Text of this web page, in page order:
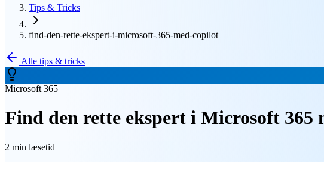
Tips & Tricks
find-den-rette-ekspert-i-microsoft-365-med-copilot
Alle tips & tricks
Microsoft 365
Find den rette ekspert i Microsoft 365
2 min læsetid